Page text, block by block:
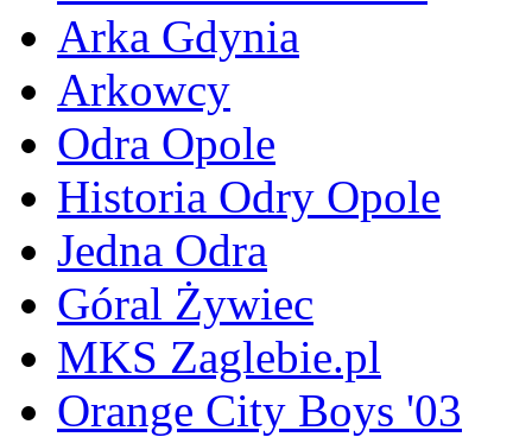
Arka Gdynia
Arkowcy
Odra Opole
Historia Odry Opole
Jedna Odra
Góral Żywiec
MKS Zaglebie.pl
Orange City Boys '03